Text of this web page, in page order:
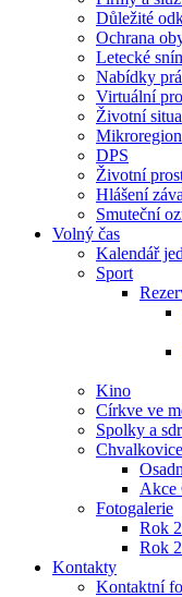
Důležité
Ochrana
Letecké
Nabídky
Virtuální
Životní
DPS
Životní
Hlášení
Smuteční
Volný čas
Kalendář
Sport
Kino
Církve ve
Spolky a
Akce
Fotogalerie
Rok
Rok
Kontakty
Kontaktní